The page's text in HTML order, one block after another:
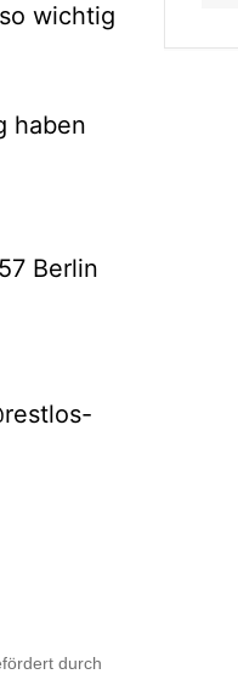
wichtig
haben
Berlin​
durch